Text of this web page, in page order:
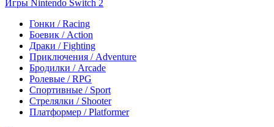
Игры Nintendo Switch 2
Гонки / Racing
Боевик / Action
Драки / Fighting
Приключения / Adventure
Бродилки / Arcade
Ролевые / RPG
Спортивные / Sport
Стрелялки / Shooter
Платформер / Platformer